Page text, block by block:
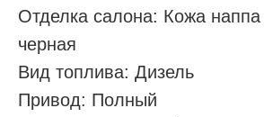
Отделка салона: Кожа
черная
Вид топлива: Дизель
Привод: Полный